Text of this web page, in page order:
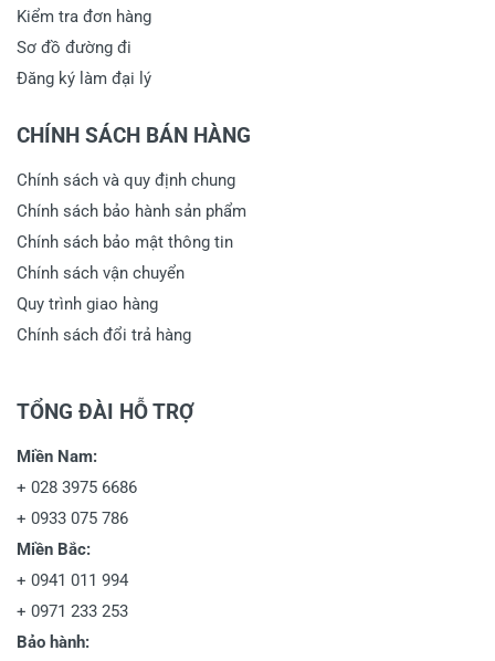
Kiểm tra đơn hàng
Sơ đồ đường đi
Đăng ký làm đại lý
CHÍNH SÁCH BÁN HÀNG
Chính sách và quy định chung
Chính sách bảo hành sản phẩm
Chính sách bảo mật thông tin
Chính sách vận chuyển
Quy trình giao hàng
Chính sách đổi trả hàng
TỔNG ĐÀI HỖ TRỢ
Miền Nam:
+ 028 3975 6686
+ 0933 075 786
Miền Bắc:
+ 0941 011 994
+ 0971 233 253
Bảo hành: